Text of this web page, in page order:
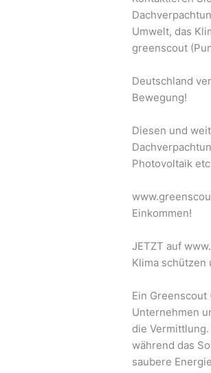
Umwelt, das
greenscout
Deutschland
Bewegung!
Diesen und
Photovoltaik
Einkommen!
JETZT auf
Klima schützen
Ein
Unternehmen
die
während das
saubere